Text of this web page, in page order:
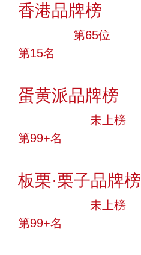
香港品牌榜
第65位
第15名
蛋黄派品牌榜
未上榜
第99+名
板栗·栗子品牌榜
未上榜
第99+名